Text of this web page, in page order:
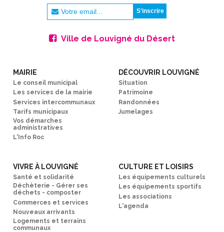
Ville de Louvigné du Désert
MAIRIE
Le conseil municipal
Les services de la mairie
Services intercommunaux
Tarifs municipaux
Vos démarches
administratives
L'Info Roc
DÉCOUVRIR LOUVIGNÉ
Situation
Patrimoine
Randonnées
Jumelages
VIVRE À LOUVIGNÉ
Santé et solidarité
Déchèterie - Gérer ses
déchets - composter
Commerces et services
Nouveaux arrivants
Logements et terrains
communaux
CULTURE ET LOISIRS
Les équipements culturels
Les équipements sportifs
Les associations
L'agenda